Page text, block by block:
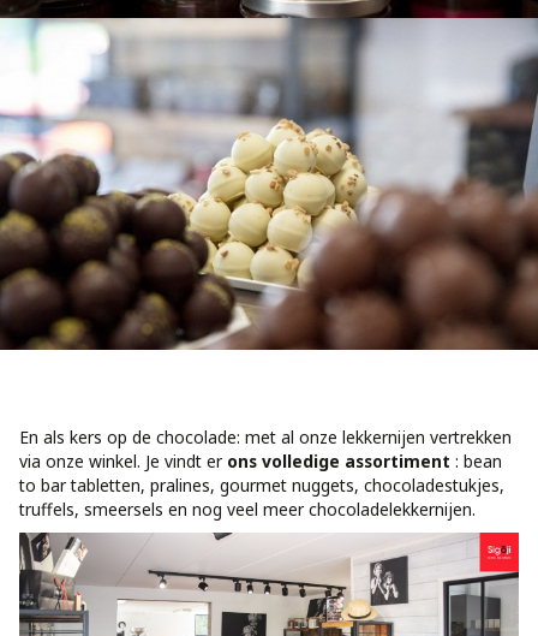
En als kers op de chocolade: met al onze lekkernijen vertrekken
via onze winkel. Je vindt er ons volledige assortiment : bean
to bar tabletten, pralines, gourmet nuggets, chocoladestukjes,
truffels, smeersels en nog veel meer chocoladelekkernijen.